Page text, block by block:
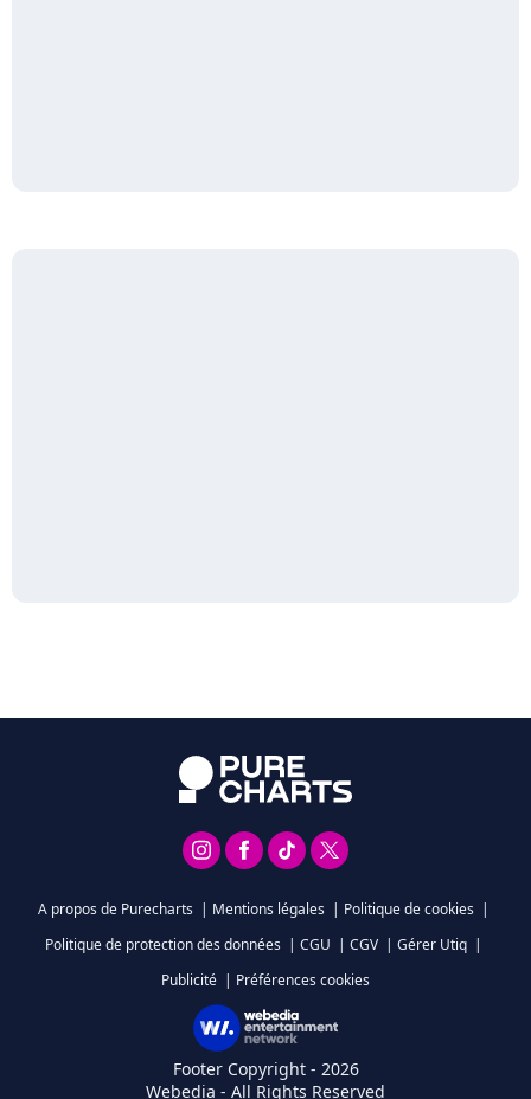
A propos de Purecharts | Mentions légales | Politique de cookies |
Politique de protection des données | CGU | CGV | Gérer Utiq |
Publicité | Préférences cookies
Footer Copyright - 2026
Webedia - All Rights Reserved